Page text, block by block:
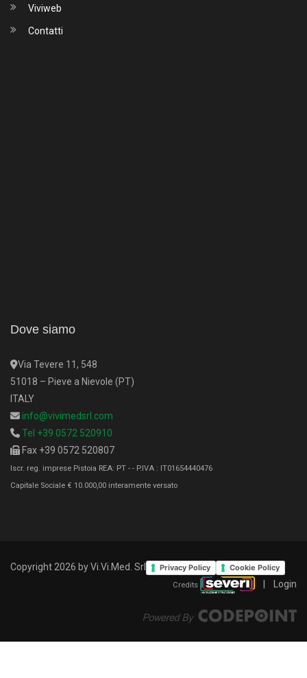
Viviweb
Contatti
Dove siamo
Via Tevere 11, 548
51018 – Pieve a Nievole (PT)
ITALY
info@vivimedsrl.com
Tel +39 0572 520910
Fax +39 0572 520807
Iscr. reg. imprese Pistoia REA: PT - - P.IVA : IT01654440476
Capitale Sociale € 10.000,00 interamente versato
Copyright 2026 by Vi.Vi.Med. Srl Privacy Policy Cookie Policy
Credits Login